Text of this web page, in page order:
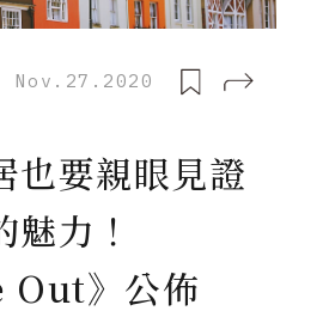
Nov.27.2020
也要親眼見證
魅力！
Out》公佈